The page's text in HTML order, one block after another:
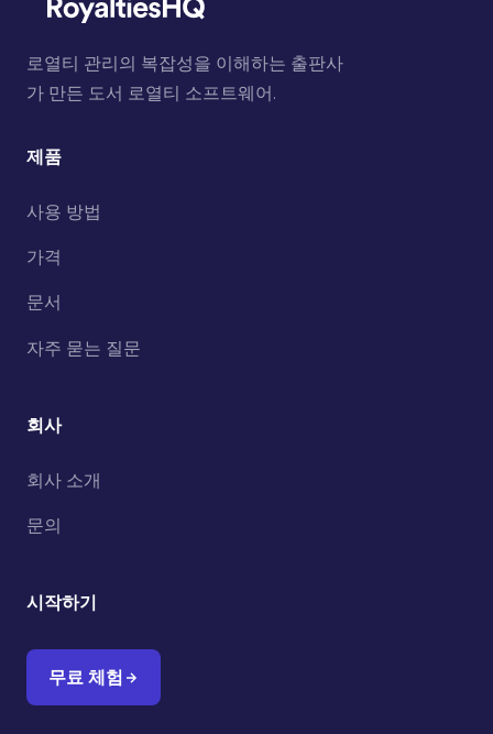
로열티 관리의 복잡성을 이해하는 출판사
가 만든 도서 로열티 소프트웨어.
제품
사용 방법
가격
문서
자주 묻는 질문
회사
회사 소개
문의
시작하기
무료 체험